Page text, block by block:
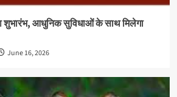
शुभारंभ, आधुनिक सुविधाओं के साथ मिलेगा
June 16, 2026